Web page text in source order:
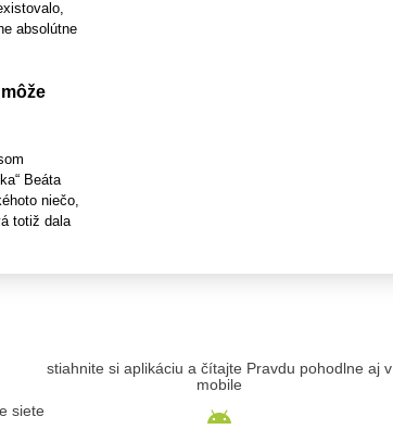
absolútne
Beáta
niečo,
totiž dala
siete
stiahnite si aplikáciu a čítajte Pravdu pohodlne aj v
mobile